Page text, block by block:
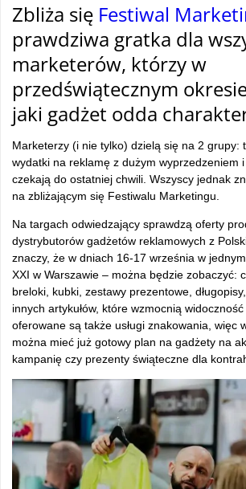
Zbliża się Festiwal
prawdziwa gratka dla
marketerów, którzy w
przedświątecznym
jaki gadżet odda
Marketerzy (i nie tylko) dzielą się na 2 grupy:
wydatki na reklamę z dużym wyprzedzeniem
czekają do ostatniej chwili. Wszyscy jednak
na zbliżającym się Festiwalu Marketingu.
Na targach odwiedzający sprawdzą oferty
dystrybutorów gadżetów reklamowych z
znaczy, że w dniach 16-17 września w
XXI w Warszawie – można będzie zobaczyć:
breloki, kubki, zestawy prezentowe,
innych artykułów, które wzmocnią
oferowane są także usługi znakowania, więc
można mieć już gotowy plan na gadżety na
kampanię czy prezenty świąteczne dla